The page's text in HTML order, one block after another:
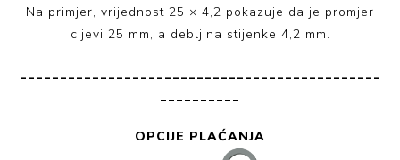
Na primjer, vrijednost 25 × 4,2 pokazuje da je promjer
cijevi 25 mm, a debljina stijenke 4,2 mm.
_____________________________________________
__________
OPCIJE PLAĆANJA